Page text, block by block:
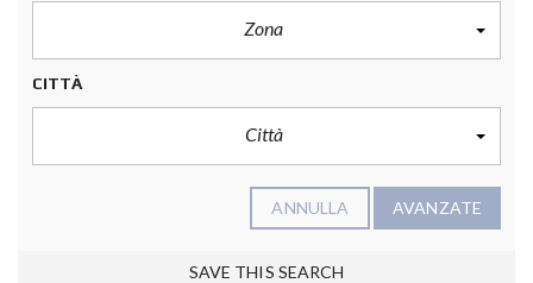
Zona
CITTÀ
Città
ANNULLA AVANZATE
SAVE THIS SEARCH